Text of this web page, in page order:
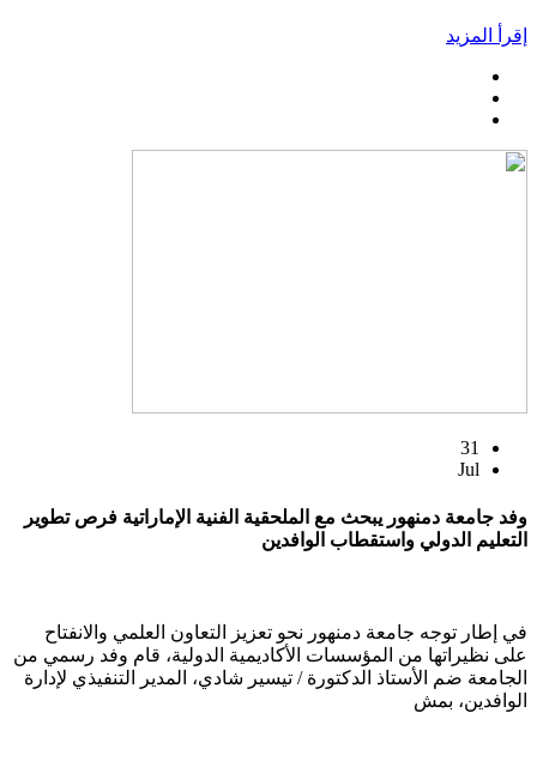
إقرأ المزيد
31
Jul
وفد جامعة دمنهور يبحث مع الملحقية الفنية الإماراتية فرص تطوير
التعليم الدولي واستقطاب الوافدين
في إطار توجه جامعة دمنهور نحو تعزيز التعاون العلمي والانفتاح
على نظيراتها من المؤسسات الأكاديمية الدولية، قام وفد رسمي من
الجامعة ضم الأستاذ الدكتورة / تيسير شادي، المدير التنفيذي لإدارة
الوافدين، بمش